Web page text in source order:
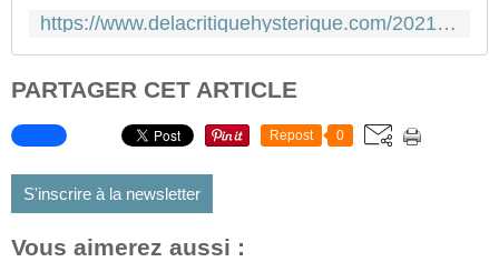
https://www.delacritiquehysterique.com/2021/04/la-fortune-des-rougon-d-emile-zola-contre-profil-d-une-oeuvre-chapitre-6.html
PARTAGER CET ARTICLE
Repost 0
S'inscrire à la newsletter
Vous aimerez aussi :